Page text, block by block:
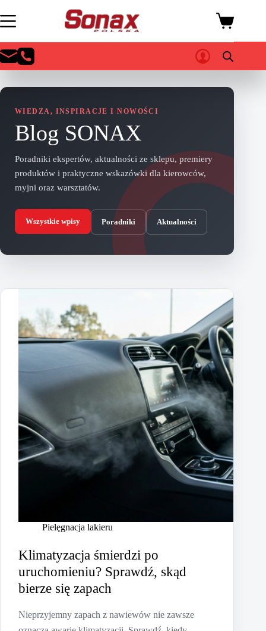
do
treści
Koszyk
WIEDZA, INSPIRACJE I NOWOŚCI
Blog SONAX
Poradniki ekspertów, aktualności ze sklepu, premiery
produktów i praktyczne wskazówki dla kierowców,
myjni oraz warsztatów.
Wszystkie wpisy Poradniki Aktualności
Pielęgnacja lakieru
Klimatyzacja śmierdzi po
uruchomieniu? Sprawdź, skąd
bierze się zapach
Nieprzyjemny zapach z nawiewów nie zawsze